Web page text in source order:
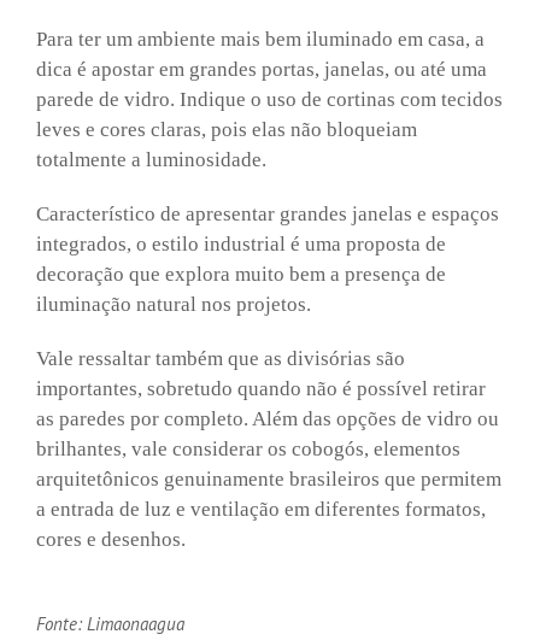
Para ter um ambiente mais bem iluminado em casa, a
dica é apostar em grandes portas, janelas, ou até uma
parede de vidro. Indique o uso de cortinas com tecidos
leves e cores claras, pois elas não bloqueiam
totalmente a luminosidade.
Característico de apresentar grandes janelas e espaços
integrados, o estilo industrial é uma proposta de
decoração que explora muito bem a presença de
iluminação natural nos projetos.
Vale ressaltar também que as divisórias são
importantes, sobretudo quando não é possível retirar
as paredes por completo. Além das opções de vidro ou
brilhantes, vale considerar os cobogós, elementos
arquitetônicos genuinamente brasileiros que permitem
a entrada de luz e ventilação em diferentes formatos,
cores e desenhos.
Fonte: Limaonaagua